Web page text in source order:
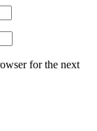
for the next